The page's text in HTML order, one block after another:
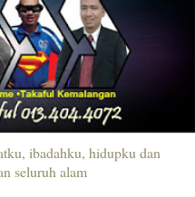
ibadahku, hidupku dan
seluruh alam